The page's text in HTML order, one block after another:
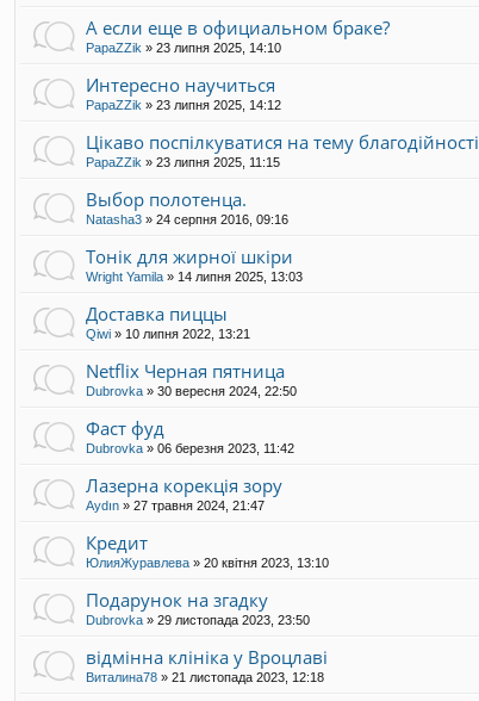
А если еще в официальном браке?
PapaZZik » 23 липня 2025, 14:10
Интересно научиться
PapaZZik » 23 липня 2025, 14:12
Цікаво поспілкуватися на тему благодійності
PapaZZik » 23 липня 2025, 11:15
Выбор полотенца.
Natasha3 » 24 серпня 2016, 09:16
Тонік для жирної шкіри
Wright Yamila » 14 липня 2025, 13:03
Доставка пиццы
Qiwi » 10 липня 2022, 13:21
Netflix Черная пятница
Dubrovka » 30 вересня 2024, 22:50
Фаст фуд
Dubrovka » 06 березня 2023, 11:42
Лазерна корекція зору
Aydın » 27 травня 2024, 21:47
Кредит
ЮлияЖуравлева » 20 квітня 2023, 13:10
Подарунок на згадку
Dubrovka » 29 листопада 2023, 23:50
відмінна клініка у Вроцлаві
Виталина78 » 21 листопада 2023, 12:18